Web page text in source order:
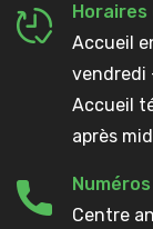
Accueil
vendredi
Accueil
après
Centre